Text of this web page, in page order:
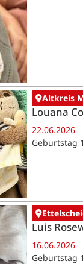
Altkreis
Louana
22.06.2026
Geburtstag
Luis
16.06.2026
Geburtstag